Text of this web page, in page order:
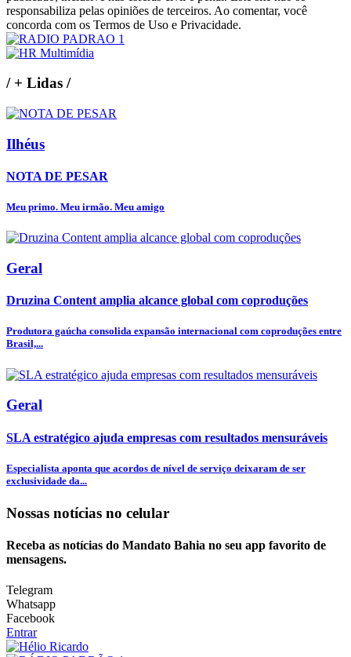
responsabiliza pelas opiniões de terceiros. Ao comentar, você
concorda com os Termos de Uso e Privacidade.
/+ Lidas /
Ilhéus
NOTA DE PESAR
Meu primo. Meu irmão. Meu amigo
Geral
Druzina Content amplia alcance global com coproduções
Produtora gaúcha consolida expansão internacional com coproduções entre
Brasil,...
Geral
SLA estratégico ajuda empresas com resultados mensuráveis
Especialista aponta que acordos de nível de serviço deixaram de ser
exclusividade da...
Nossas notícias no celular
Receba as notícias do Mandato Bahia no seu app favorito de
mensagens.
Telegram
Whatsapp
Facebook
Entrar